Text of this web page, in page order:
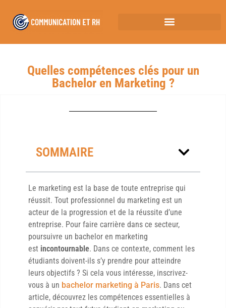
Quelles compétences clés pour un
Bachelor en Marketing ?
SOMMAIRE
Le marketing est la base de toute entreprise qui
réussit. Tout professionnel du marketing est un
acteur de la progression et de la réussite d’une
entreprise. Pour faire carrière dans ce secteur,
poursuivre un bachelor en marketing
est incontournable. Dans ce contexte, comment les
étudiants doivent-ils s’y prendre pour atteindre
leurs objectifs ? Si cela vous intéresse, inscrivez-
vous à un bachelor marketing à Paris. Dans cet
article, découvrez les compétences essentielles à